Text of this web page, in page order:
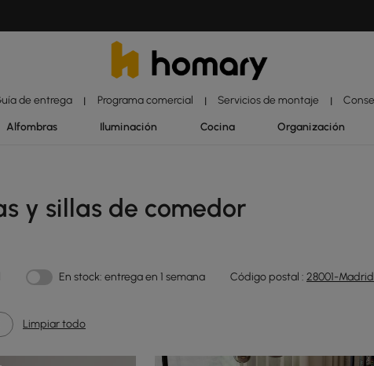
de entrega | Programa comercial | Servicios de montaje |
Alfombras Iluminación Cocina Organización
y sillas de comedor
En stock: entrega en 1 semana Código postal : 28001-Madrid
Limpiar todo